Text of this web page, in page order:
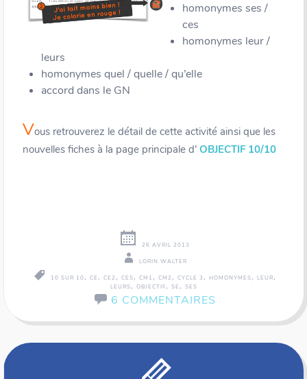
homonymes ses /
ces
homonymes leur /
leurs
homonymes quel / quelle / qu’elle
accord dans le GN
Vous retrouverez le détail de cette activité ainsi que les
nouvelles fiches à la page principale d’ OBJECTIF 10/10
26 AVRIL 2013
LORIN WALTER
10 SUR 10, CE , CE2 , CES, CM1 , CM2 , CYCLE 3 , HOMONYMES, LEUR,
LEURS, OBJECTIF, SE , SES
6 COMMENTAIRES